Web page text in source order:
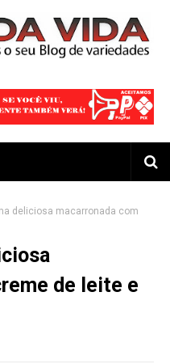
deliciosa macarronada com
de leite e